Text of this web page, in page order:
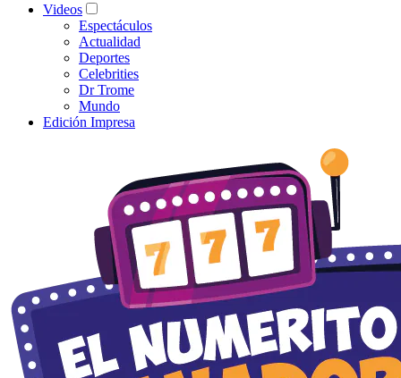
Videos
Espectáculos
Actualidad
Deportes
Celebrities
Dr Trome
Mundo
Edición Impresa